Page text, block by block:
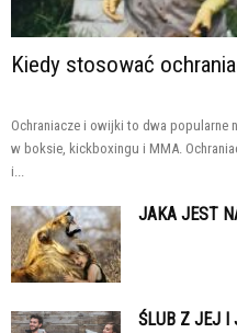
Kiedy stosować
Ochraniacze i owijki to dwa popularne
w boksie, kickboxingu i MMA.
i...
JAKA JEST
ŚLUB Z JEJ I